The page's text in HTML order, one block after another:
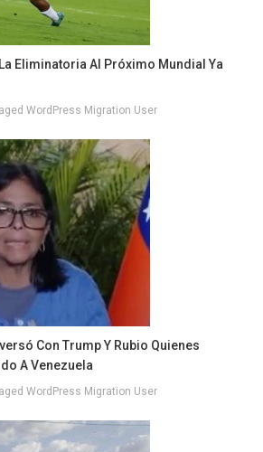
Eliminatoria Al Próximo Mundial Ya
WordPress Migration User
Con Trump Y Rubio Quienes
A Venezuela
WordPress Migration User